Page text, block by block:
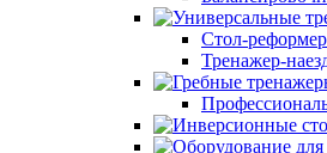
Стол-
Тренажер-